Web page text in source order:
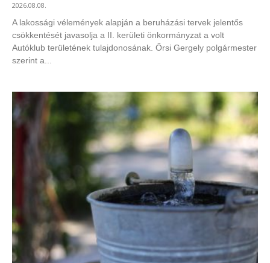
2026.08.08.
A lakossági vélemények alapján a beruházási tervek jelentős
csökkentését javasolja a II. kerületi önkormányzat a volt
Autóklub területének tulajdonosának. Őrsi Gergely polgármester
szerint a...